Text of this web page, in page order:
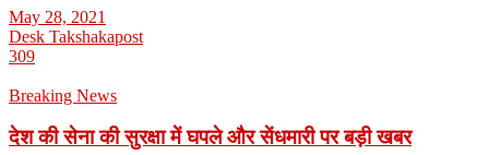
May 28, 2021
Desk Takshakapost
309
Breaking News
देश की सेना की सुरक्षा में घपले और सेंधमारी पर बड़ी खबर